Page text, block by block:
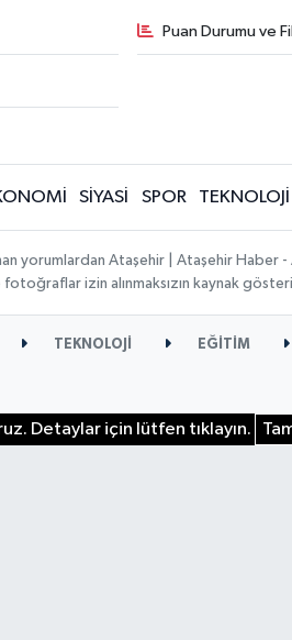
Puan Durumu ve
SİYASİ SPOR TEKNOLOJİ
yorumlardan Ataşehir | Ataşehir
fotoğraflar izin alınmaksızın kaynak
TEKNOLOJİ EĞİTİM
Detaylar için lütfen tıklayın.